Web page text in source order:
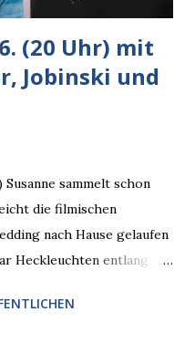
(20 Uhr) mit
Jobinski und
sammelt schon
die filmischen
nach Hause gelaufen
Heckleuchten entlang, als
leuchtenden
eine Krähe an das